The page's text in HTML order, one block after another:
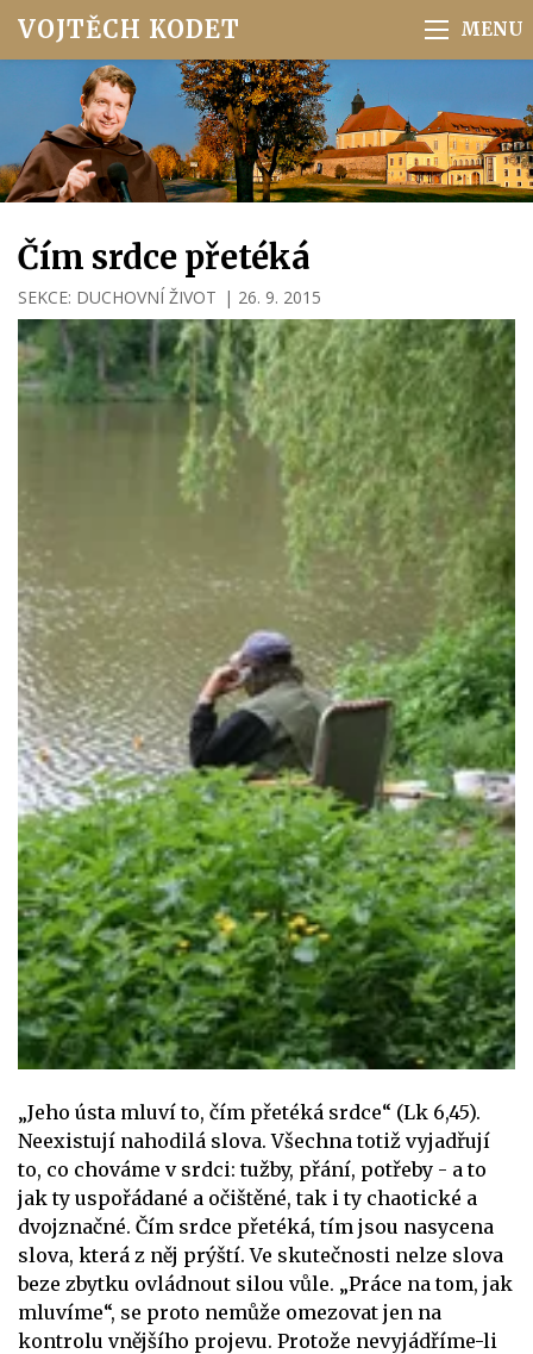
VOJTĚCH KODET
Čím srdce přetéká
SEKCE: DUCHOVNÍ ŽIVOT | 26. 9. 2015
„Jeho ústa mluví to, čím přetéká srdce“ (Lk 6,45).
Neexistují nahodilá slova. Všechna totiž vyjadřují
to, co chováme v srdci: tužby, přání, potřeby - a to
jak ty uspořádané a očištěné, tak i ty chaotické a
dvojznačné. Čím srdce přetéká, tím jsou nasycena
slova, která z něj prýští. Ve skutečnosti nelze slova
beze zbytku ovládnout silou vůle. „Práce na tom, jak
mluvíme“, se proto nemůže omezovat jen na
kontrolu vnějšího projevu. Protože nevyjádříme-li